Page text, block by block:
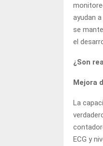
ayudan
se
el
¿Son
Mejora
La
ECG y